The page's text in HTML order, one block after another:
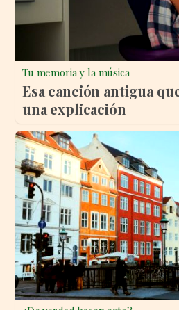
Tu memoria y la música
Esa canción antigua
una explicación